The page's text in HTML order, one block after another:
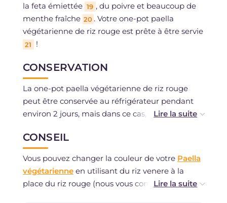
la feta émiettée 19 , du poivre et beaucoup de
menthe fraîche 20 . Votre one-pot paella
végétarienne de riz rouge est prête à être servie
21 !
CONSERVATION
La one-pot paella végétarienne de riz rouge
peut être conservée au réfrigérateur pendant
environ 2 jours, mais dans ce cas, il est conseillé
avant de la servir. La congélation est
déconseillée.
CONSEIL
Vous pouvez changer la couleur de votre Paella
végétarienneen utilisant du riz venere à la
place du riz rouge (nous vous conseillons